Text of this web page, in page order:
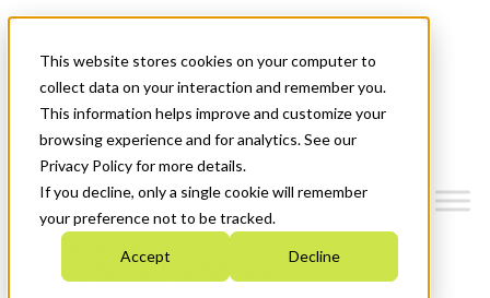
This website stores cookies on your computer to
collect data on your interaction and remember you.
This information helps improve and customize your
browsing experience and for analytics. See our
Privacy Policy for more details.
If you decline, only a single cookie will remember
your preference not to be tracked.
Accept Decline
News & Events
Get Started
Menu
Who We Are
Strategic Plan 2026-2030